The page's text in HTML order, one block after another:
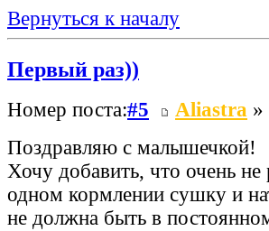
Вернуться к началу
Первый раз))
Номер поста:#5 Aliastra »
Поздравляю с малышечкой!
Хочу добавить, что очень
одном кормлении сушку и
не должна быть в